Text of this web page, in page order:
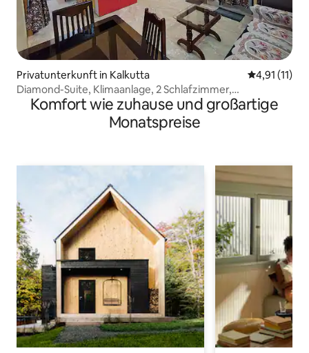
Privatunterkunft in Kalkutta
4,91 (11)
Diamond-Suite, Klimaanlage, 2 Schlafzimmer,
Wohnzimmer, Küche, mit FITNESSCENTER
Komfort wie zuhause und großartige
Monatspreise